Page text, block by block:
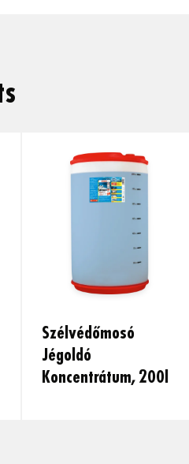
Szélvédőmosó
Jégoldó
Koncentrátum, 200l